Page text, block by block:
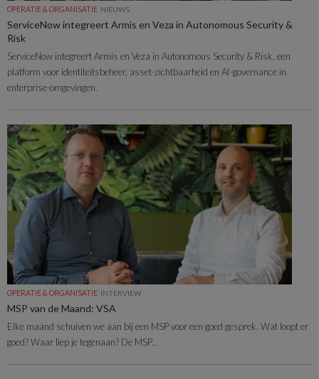
OPERATIE & ORGANISATIE NIEUWS
ServiceNow integreert Armis en Veza in Autonomous Security &
Risk
ServiceNow integreert Armis en Veza in Autonomous Security & Risk, een
platform voor identiteitsbeheer, asset-zichtbaarheid en AI-governance in
enterprise-omgevingen.
OPERATIE & ORGANISATIE INTERVIEW
MSP van de Maand: VSA
Elke maand schuiven we aan bij een MSP voor een goed gesprek. Wat loopt er
goed? Waar liep je tegenaan? De MSP...